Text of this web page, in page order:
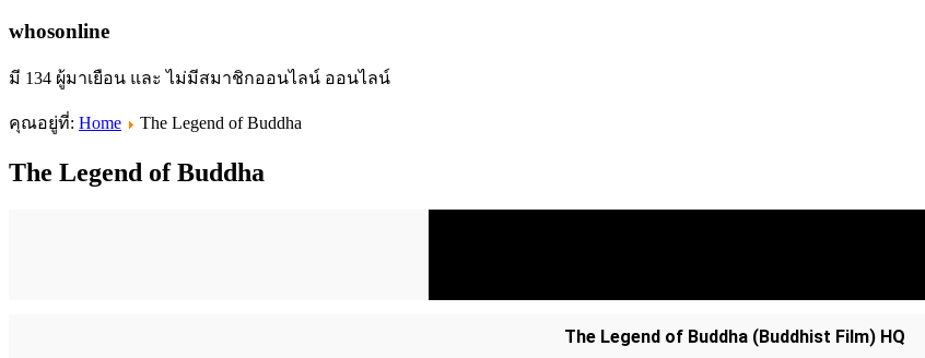
whosonline
มี 134 ผู้มาเยือน และ ไม่มีสมาชิกออนไลน์ ออนไลน์
คุณอยู่ที่: Home The Legend of Buddha
The Legend of Buddha
The Legend of Buddha (Buddhist Film) HQ